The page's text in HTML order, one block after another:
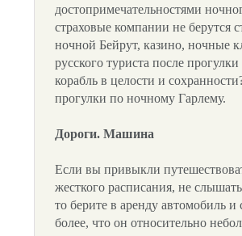
достопримечательностями
страховые компании не берутся
ночной Бейрут, казино, ночные
русского туриста после
корабль в целости и
прогулки по ночному Гарлему.
Дороги. Машина
Если вы привыкли
жесткого расписания, не
то берите в аренду автомобиль и
более, что он относительно